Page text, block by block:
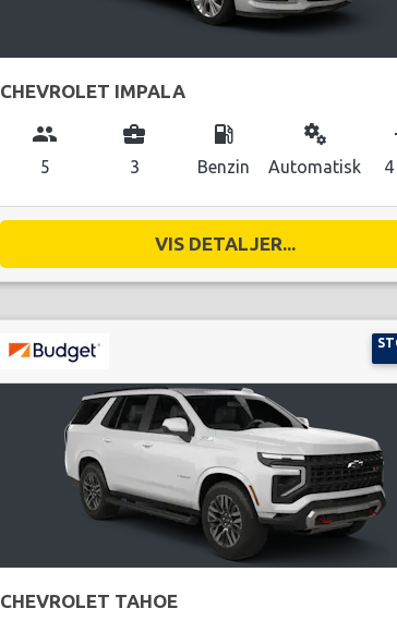
CHEVROLET IMPALA
group
5
business_center
3
local_gas_station
Benzin
miscellaneous_services
Automatisk
VIS DETALJER...
CHEVROLET TAHOE